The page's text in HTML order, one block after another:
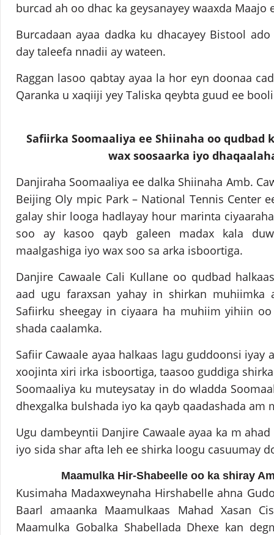
burcad ah oo dhac ka geysanayey waaxda Maajo
Burcadaan ayaa dadka ku dhacayey Bistool
day taleefa nnadii ay wateen.
Raggan lasoo qabtay ayaa la hor eyn doonaa
Qaranka u xaqiiji yey Taliska qeybta guud ee
Safiirka Soomaaliya ee Shiinaha oo qudbad
wax soosaarka iyo
Danjiraha Soomaaliya ee dalka Shiinaha Amb.
Beijing Oly mpic Park – National Tennis Center
galay shir looga hadlayay hour marinta
soo ay kasoo qayb galeen madax kala
maalgashiga iyo wax soo sa arka isboortiga.
Danjire Cawaale Cali Kullane oo qudbad
aad ugu faraxsan yahay in shirkan muhiimka
Safiirku sheegay in ciyaara ha muhiim yihiin
shada caalamka.
Safiir Cawaale ayaa halkaas lagu guddoonsi iyay
xoojinta xiri irka isboortiga, taasoo guddiga
Soomaaliya ku muteysatay in do wladda
dhexgalka bulshada iyo ka qayb qaadashada am
Ugu dambeyntii Danjire Cawaale ayaa ka m
iyo sida shar afta leh ee shirka loogu casuumay
Maamulka Hir-Shabeelle oo ka shiray
Kusimaha Madaxweynaha Hirshabelle ahna
Baarl amaanka Maamulkaas Mahad Xasan
Maamulka Gobalka Shabellada Dhexe kan